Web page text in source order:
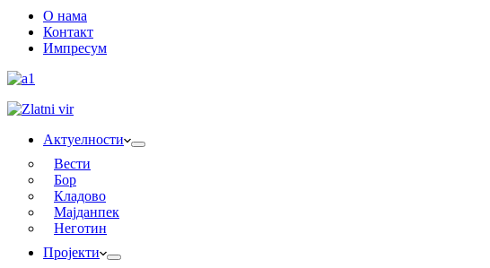
О нама
Контакт
Импресум
Актуелности
Вести
Бор
Кладово
Мајданпек
Неготин
Пројекти